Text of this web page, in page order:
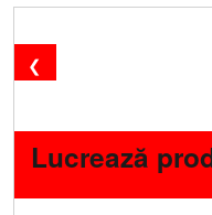
❮
Lucrează